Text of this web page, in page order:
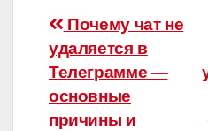
Навигация
по
записям
Почему чат не
удаляется в
Телеграмме —
основные
причины и